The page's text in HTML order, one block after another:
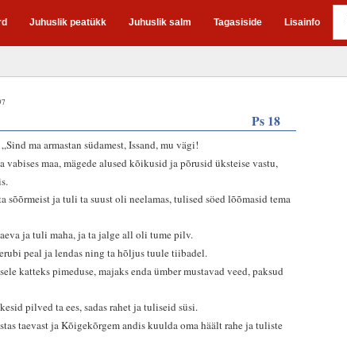
Juhuslik peatükk Juhuslik salm Tagasiside Lisainfo
Ps 18
ma armastan südamest, Issand, mu vägi!
vabises maa, mägede alused kõikusid ja põrusid üksteise vastu,
sõõrmeist ja tuli ta suust oli neelamas, tulised söed lõõmasid tema
ja tuli maha, ja ta jalge all oli tume pilv.
peal ja lendas ning ta hõljus tuule tiibadel.
katteks pimeduse, majaks enda ümber mustavad veed, paksud
pilved ta ees, sadas rahet ja tuliseid süsi.
taevast ja Kõigekõrgem andis kuulda oma häält rahe ja tuliste